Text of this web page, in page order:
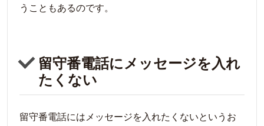
うこともあるのです。
留守番電話にメッセージを入れ
たくない
留守番電話にはメッセージを入れたくないというお